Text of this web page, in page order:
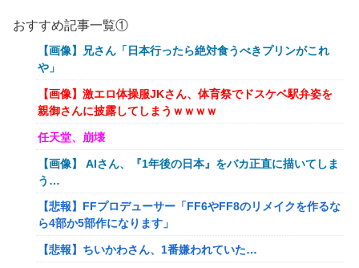
おすすめ記事一覧①
【画像】兄さん「日本行ったら絶対食うべきプリンがこれ
や」
【画像】激エロ体操服JKさん、体育祭でドスケベ駅弁姿を
親御さんに披露してしまうｗｗｗｗ
任天堂、崩壊
【画像】 AIさん、『1年後の日本』をバカ正直に描いてしま
う…
【悲報】FFプロデューサー「FF6やFF8のリメイクを作るな
ら4部か5部作になります」
【悲報】ちいかわさん、1番嫌われていた…